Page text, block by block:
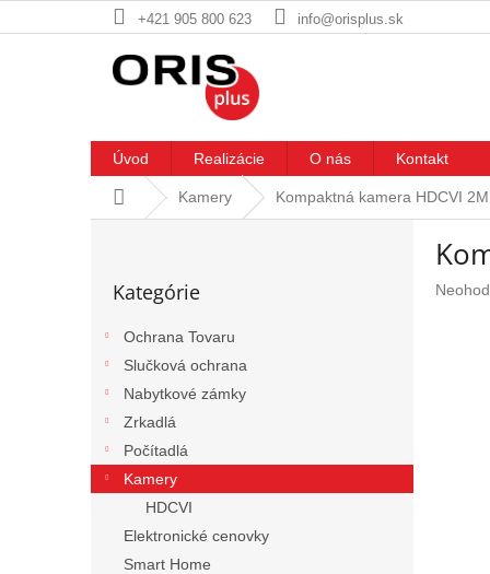
na
+421 905 800 623 info@orisplus.sk
Úvod Realizácie O nás Kontakt
DomovKamery Kompaktná kamera HDCVI
kategórie
Kategórie
Ochrana Tovaru
Slučková ochrana
Nabytkové zámky
Zrkadlá
Počítadlá
Kamery
HDCVI
Elektronické cenovky
Smart Home